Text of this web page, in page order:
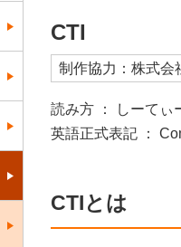
CTI
制作協力：株式会
読み方 ： しーてぃ
英語正式表記 ：
CTIとは